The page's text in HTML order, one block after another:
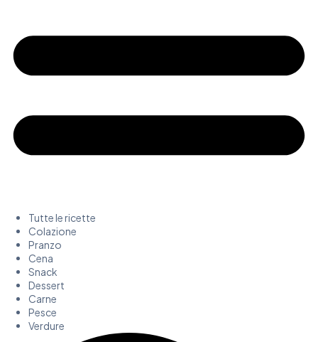
Tutte le ricette
Colazione
Pranzo
Cena
Snack
Dessert
Carne
Pesce
Verdure